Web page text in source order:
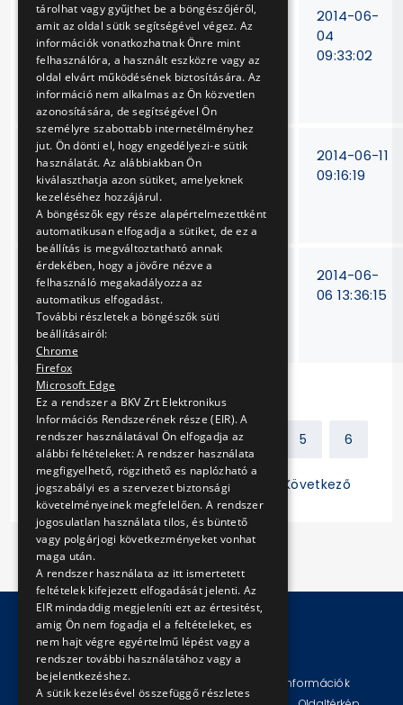
DAF típusú
autóbusz
dízelmotorok
felújítása, szükség
szerinti javítása
15/T-
60/12
2014-06-
04
09:33:02
Combino
villamosok
részegységeinek
javítása
15/T-
432/12
2014-06-11
09:16:19
Combino
villamosok
részegységeinek
beszerzése
2014-06-
06 13:36:15
Előző 1 2 3 5 6
7 8 9 10 Következő
© Copyright 2026 BKV Zrt.
Impresszum Jogi nyilatkozat
Technikai információk
tárolhat vagy gyűjthet be a böngészőjéről,
amit az oldal sütik segítségével végez. Az
információk vonatkozhatnak Önre mint
felhasználóra, a használt eszközre vagy az
oldal elvárt működésének biztosítására. Az
információ nem alkalmas az Ön közvetlen
azonosítására, de segítségével Ön
személyre szabottabb internetélményhez
jut. Ön dönti el, hogy engedélyezi-e sütik
használatát. Az alábbiakban Ön
kiválaszthatja azon sütiket, amelyeknek
kezeléséhez hozzájárul.
A böngészők egy része alapértelmezettként
automatikusan elfogadja a sütiket, de ez a
beállítás is megváltoztatható annak
érdekében, hogy a jövőre nézve a
felhasználó megakadályozza az
automatikus elfogadást.
További részletek a böngészők süti
beállításairól:
Chrome
Firefox
Microsoft Edge
Ez a rendszer a BKV Zrt Elektronikus
Információs Rendszerének része (EIR). A
rendszer használatával Ön elfogadja az
alábbi feltételeket: A rendszer használata
megfigyelhető, rögzithető es naplózható a
jogszabályi es a szervezet biztonsági
követelményeinek megfelelően. A rendszer
jogosulatlan használata tilos, és büntető
vagy polgárjogi következményeket vonhat
maga után.
A rendszer használata az itt ismertetett
feltételek kifejezett elfogadását jelenti. Az
EIR mindaddig megjeleníti ezt az értesitést,
amig Ön nem fogadja el a feltételeket, es
nem hajt végre egyértelmű lépést vagy a
rendszer további használatához vagy a
bejelentkezéshez.
A sütik kezelésével összefüggő részletes